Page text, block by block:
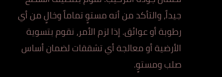
جيداً، والتأكد من أنه مستوٍ تماماً وخالٍ من أي
رطوبة أو عوائق. إذا لزم الأمر، نقوم بتسوية
الأرضية أو معالجة أي تشققات لضمان أساس
صلب ومستوٍ.